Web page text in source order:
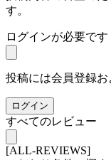
す。
ログインが必要です
投稿には会員登録
ログイン
すべてのレビュー
[ALL-REVIEWS]